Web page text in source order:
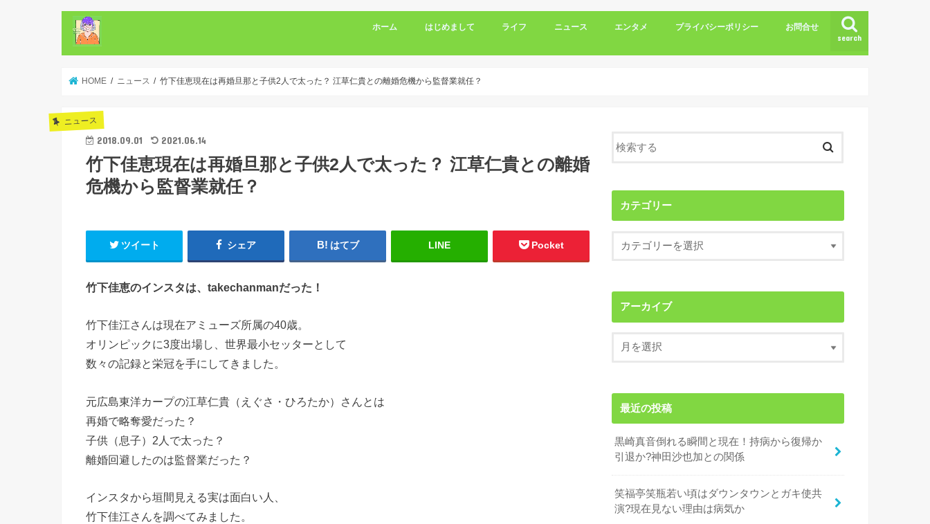
search
ホーム はじめまして ライフ ニュース エンタメ プライバシーポリシー お問合せ
HOME ニュース 竹下佳恵現在は再婚旦那と子供2人で太った？ 江草仁貴との離婚危機から監督業就任？
ニュース
2018.09.01 2021.06.14
竹下佳恵現在は再婚旦那と子供2人で太った？ 江草仁貴との離婚
危機から監督業就任？
ツイート シェア はてブ LINE Pocket
竹下佳恵のインスタは、takechanmanだった！
竹下佳江さんは現在アミューズ所属の40歳。
オリンピックに3度出場し、世界最小セッターとして
数々の記録と栄冠を手にしてきました。
元広島東洋カープの江草仁貴（えぐさ・ひろたか）さんとは
再婚で略奪愛だった？
子供（息子）2人で太った？
離婚回避したのは監督業だった？
インスタから垣間見える実は面白い人、
竹下佳江さんを調べてみました。
カテゴリー
アーカイブ
最近の投稿
黒崎真音倒れる瞬間と現在！持病から復帰か
引退か?神田沙也加との関係
笑福亭笑瓶若い頃はダウンタウンとガキ使共
演?現在見ない理由は病気か